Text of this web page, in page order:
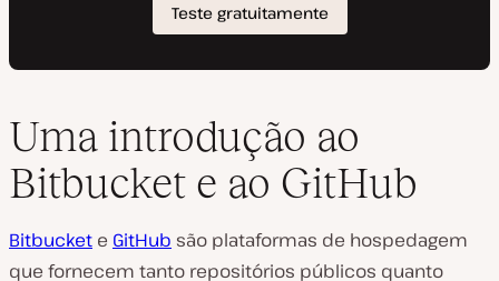
Uma introdução ao
Bitbucket e ao GitHub
Bitbucket e GitHub são plataformas de hospedagem
que fornecem tanto repositórios públicos quanto